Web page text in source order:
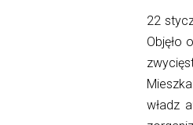
22
Objęło
władz